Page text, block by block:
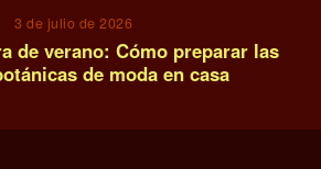
3 de julio de 2026
de verano: Cómo preparar las
de moda en casa